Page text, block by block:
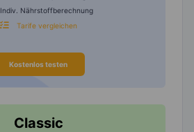
Indiv. Nährstoffberechnung
Tarife vergleichen
Kostenlos testen
Classic